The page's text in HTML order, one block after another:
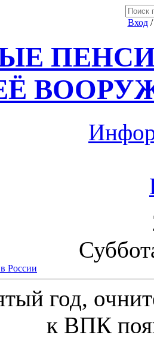
Вход
России
год,
к ВПК